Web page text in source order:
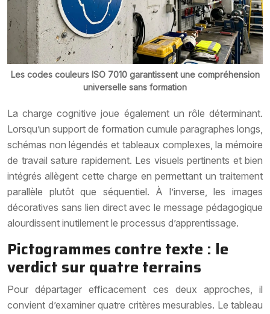
Les codes couleurs ISO 7010 garantissent une compréhension
universelle sans formation
La charge cognitive joue également un rôle déterminant.
Lorsqu’un support de formation cumule paragraphes longs,
schémas non légendés et tableaux complexes, la mémoire
de travail sature rapidement. Les visuels pertinents et bien
intégrés allègent cette charge en permettant un traitement
parallèle plutôt que séquentiel. À l’inverse, les images
décoratives sans lien direct avec le message pédagogique
alourdissent inutilement le processus d’apprentissage.
Pictogrammes contre texte : le
verdict sur quatre terrains
Pour départager efficacement ces deux approches, il
convient d’examiner quatre critères mesurables. Le tableau